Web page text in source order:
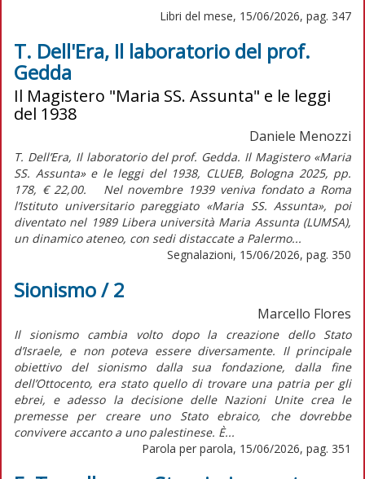
Libri del mese, 15/06/2026, pag. 347
T. Dell'Era, Il laboratorio del prof.
Gedda
Il Magistero "Maria SS. Assunta" e le leggi
del 1938
Daniele Menozzi
T. Dell’Era, Il laboratorio del prof. Gedda. Il Magistero «Maria
SS. Assunta» e le leggi del 1938, CLUEB, Bologna 2025, pp.
178, € 22,00. Nel novembre 1939 veniva fondato a Roma
l’Istituto universitario pareggiato «Maria SS. Assunta», poi
diventato nel 1989 Libera università Maria Assunta (LUMSA),
un dinamico ateneo, con sedi distaccate a Palermo...
Segnalazioni, 15/06/2026, pag. 350
Sionismo / 2
Marcello Flores
Il sionismo cambia volto dopo la creazione dello Stato
d’Israele, e non poteva essere diversamente. Il principale
obiettivo del sionismo dalla sua fondazione, dalla fine
dell’Ottocento, era stato quello di trovare una patria per gli
ebrei, e adesso la decisione delle Nazioni Unite crea le
premesse per creare uno Stato ebraico, che dovrebbe
convivere accanto a uno palestinese. È...
Parola per parola, 15/06/2026, pag. 351